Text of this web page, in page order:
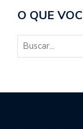
O QUE